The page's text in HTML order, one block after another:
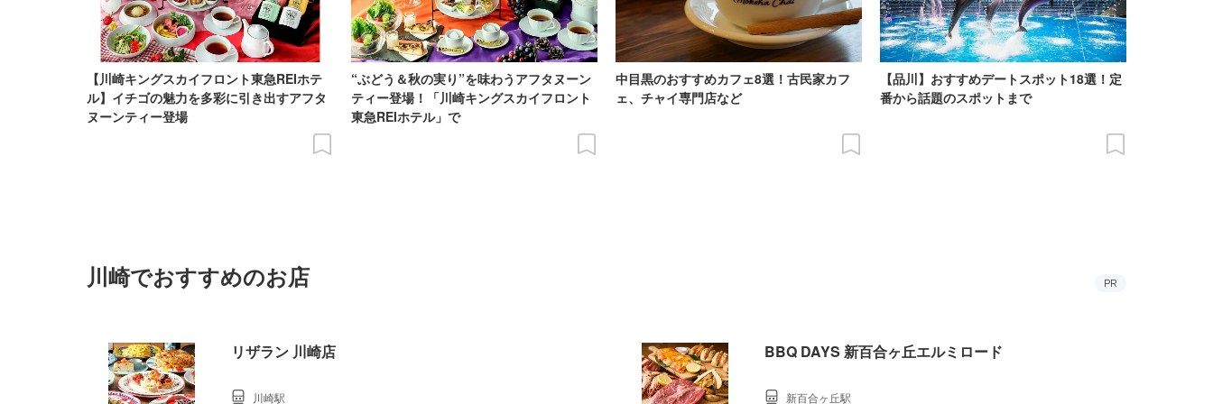
【川崎キングスカイフロント東急REIホテ
ル】イチゴの魅力を多彩に引き出すアフタ
ヌーンティー登場
“ぶどう＆秋の実り”を味わうアフタヌーン
ティー登場！「川崎キングスカイフロント
東急REIホテル」で
中目黒のおすすめカフェ8選！古民家カフ
ェ、チャイ専門店など
【品川】おすすめデートスポット18選！定
番から話題のスポットまで
川崎でおすすめのお店 PR
リザラン 川崎店
川崎駅
BBQ DAYS 新百合ヶ丘エルミロード
新百合ヶ丘駅